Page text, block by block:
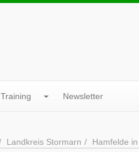
Training Newsletter
Landkreis Stormarn Hamfelde